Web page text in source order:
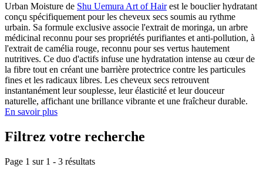
Urban Moisture de Shu Uemura Art of Hairest le bouclier hydratant
conçu spécifiquement pour les cheveux secs soumis au rythme
urbain. Sa formule exclusive associe l'extrait de moringa, un arbre
médicinal reconnu pour ses propriétés purifiantes et anti-pollution, à
l'extrait de camélia rouge, reconnu pour ses vertus hautement
nutritives. Ce duo d'actifs infuse une hydratation intense au cœur de
la fibre tout en créant une barrière protectrice contre les particules
fines et les radicaux libres. Les cheveux secs retrouvent
instantanément leur souplesse, leur élasticité et leur douceur
naturelle, affichant une brillance vibrante et une fraîcheur durable.
En savoir plus
Filtrez votre recherche
Page 1 sur 1 - 3 résultats